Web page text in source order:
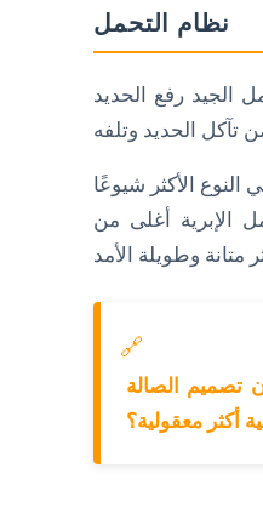
نظام التحمل
رفع الحديد
الأكثر شيوعًا
الإبرية أغلى من
🔗
تصميم الصالة
أكثر معقولية؟